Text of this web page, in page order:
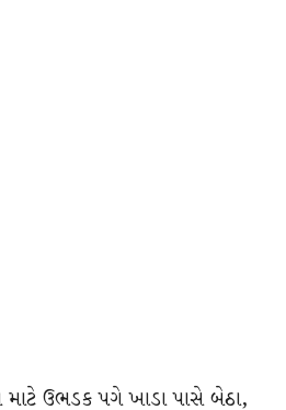
માટે ઉભડક પગે ખાડા પાસે બેઠા,